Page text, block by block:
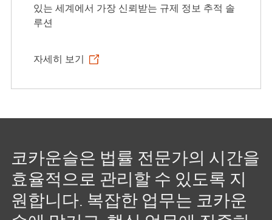
있는 세계에서 가장 신뢰받는 규제 정보 추적 솔
루션
자세히 보기
코카운슬은 법률 전문가의 시간을
효율적으로 관리할 수 있도록 지
원합니다. 복잡한 업무는 코카운